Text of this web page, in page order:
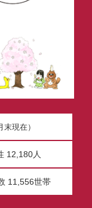
現在）
12,180人
11,556世帯